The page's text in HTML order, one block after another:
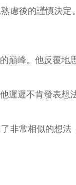
慮後的謹慎決
巔峰。他反覆
遲遲不肯發表想
非常相似的想